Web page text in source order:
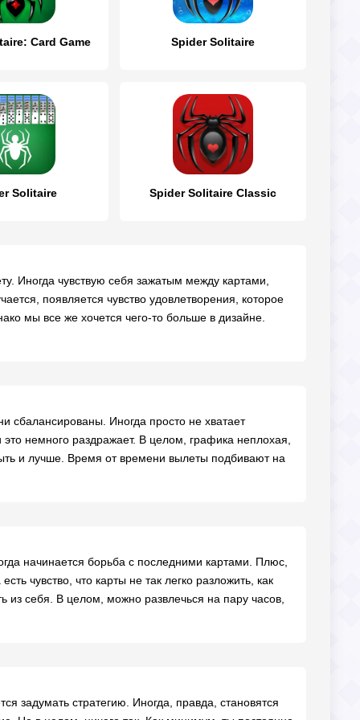
Card Game Spider Solitaire
Solitaire Spider Solitaire Classic
Иногда чувствую себя зажатым между картами,
появляется чувство удовлетворения, которое
мы все же хочется чего-то больше в дизайне.
сбалансированы. Иногда просто не хватает
немного раздражает. В целом, графика неплохая,
и лучше. Время от времени вылеты подбивают на
начинается борьба с последними картами. Плюс,
чувство, что карты не так легко разложить, как
из себя. В целом, можно развлечься на пару часов,
задумать стратегию. Иногда, правда, становятся